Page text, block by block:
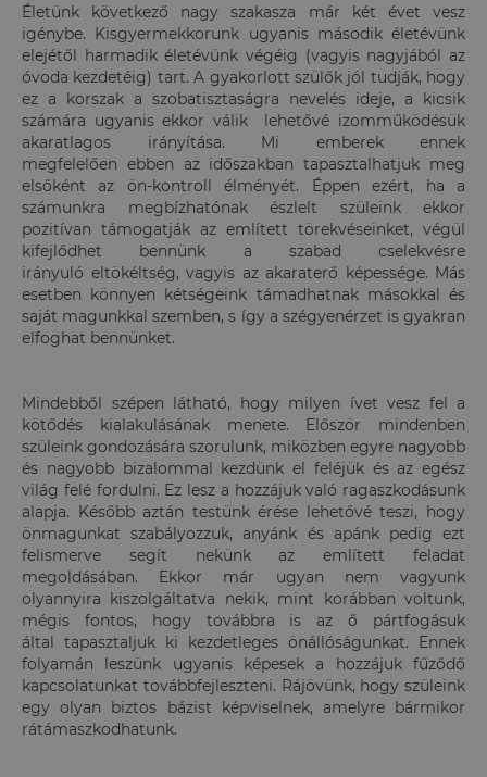
Életünk következő nagy szakasza már két évet vesz
igénybe. Kisgyermekkorunk ugyanis második életévünk
elejétől harmadik életévünk végéig (vagyis nagyjából az
óvoda kezdetéig) tart. A gyakorlott szülők jól tudják, hogy
ez a korszak a szobatisztaságra nevelés ideje, a kicsik
számára ugyanis ekkor válik lehetővé izomműködésük
akaratlagos irányítása. Mi emberek ennek
megfelelően ebben az időszakban tapasztalhatjuk meg
elsőként az ön-kontroll élményét. Éppen ezért, ha a
számunkra megbízhatónak észlelt szüleink ekkor
pozitívan támogatják az említett törekvéseinket, végül
kifejlődhet bennünk a szabad cselekvésre
irányuló eltökéltség, vagyis az akaraterő képessége. Más
esetben könnyen kétségeink támadhatnak másokkal és
saját magunkkal szemben, s így a szégyenérzet is gyakran
elfoghat bennünket.
Mindebből szépen látható, hogy milyen ívet vesz fel a
kötődés kialakulásának menete. Először mindenben
szüleink gondozására szorulunk, miközben egyre nagyobb
és nagyobb bizalommal kezdünk el feléjük és az egész
világ felé fordulni. Ez lesz a hozzájuk való ragaszkodásunk
alapja. Később aztán testünk érése lehetővé teszi, hogy
önmagunkat szabályozzuk, anyánk és apánk pedig ezt
felismerve segít nekünk az említett feladat
megoldásában. Ekkor már ugyan nem vagyunk
olyannyira kiszolgáltatva nekik, mint korábban voltunk,
mégis fontos, hogy továbbra is az ő pártfogásuk
által tapasztaljuk ki kezdetleges önállóságunkat. Ennek
folyamán leszünk ugyanis képesek a hozzájuk fűződő
kapcsolatunkat továbbfejleszteni. Rájövünk, hogy szüleink
egy olyan biztos bázist képviselnek, amelyre bármikor
rátámaszkodhatunk.